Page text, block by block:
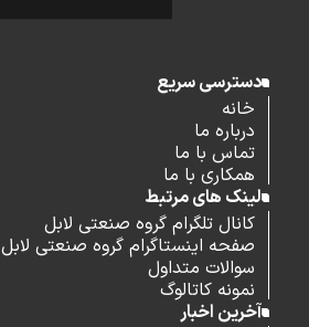
دسترسی سریع
خانه
درباره ما
تماس با ما
همکاری با ما
لینک های مرتبط
کانال تلگرام گروه صنعتی لابل
صفحه اینستاگرام گروه صنعتی لابل
سوالات متداول
نمونه کاتالوگ
آخرین اخبار